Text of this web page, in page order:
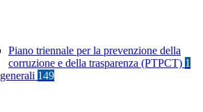
Piano triennale per la prevenzione della
corruzione e della trasparenza (PTPCT) 1
149